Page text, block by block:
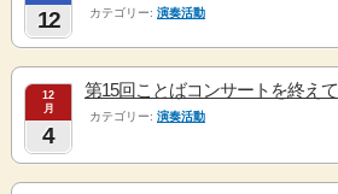
12 カテゴリー: 演奏活動
12
月
4
第15回ことばコンサートを終えて
カテゴリー: 演奏活動